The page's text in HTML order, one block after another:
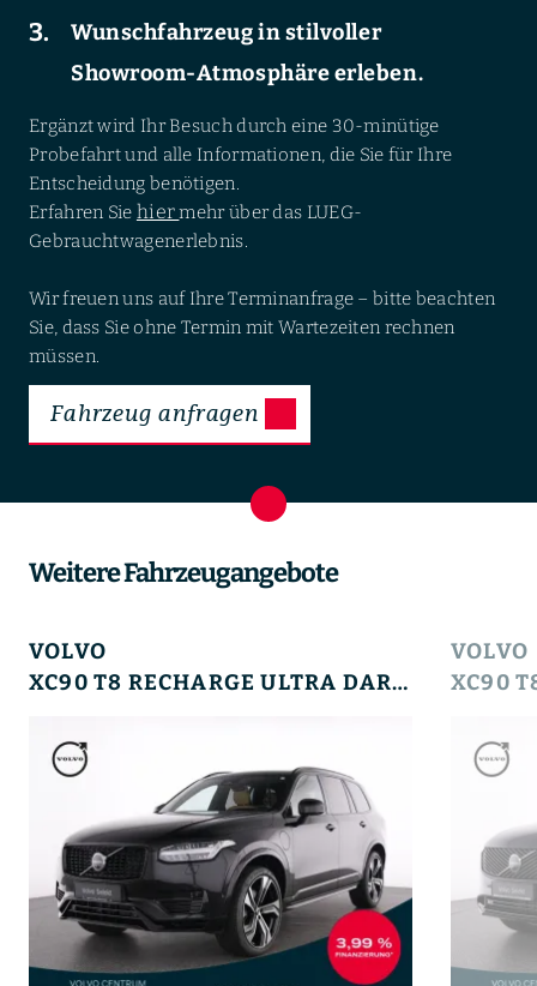
Wunschfahrzeug in stilvoller
Showroom-Atmosphäre erleben.
Ergänzt wird Ihr Besuch durch eine 30-minütige
Probefahrt und alle Informationen, die Sie für Ihre
Entscheidung benötigen.
Erfahren Sie hiermehr über das LUEG-
Gebrauchtwagenerlebnis.
Wir freuen uns auf Ihre Terminanfrage – bitte beachten
Sie, dass Sie ohne Termin mit Wartezeiten rechnen
müssen.
Fahrzeug anfragen
Weitere Fahrzeugangebote
VOLVO
XC90 T8 RECHARGE ULTRA DARK+360°+MASSAGE+LM+
VOLVO